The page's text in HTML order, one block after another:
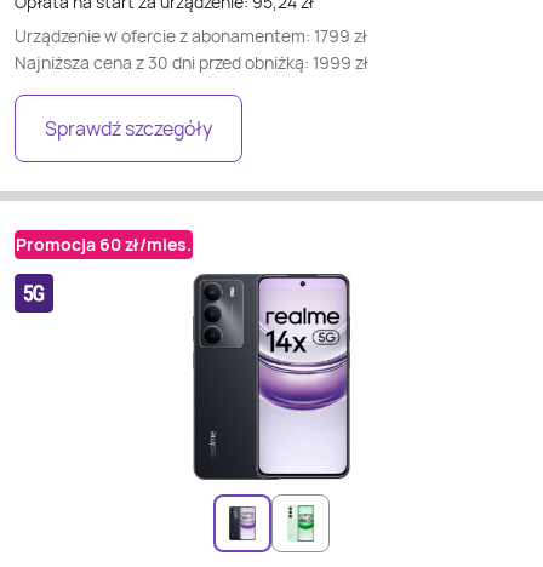
Urządzenie w ofercie z abonamentem: 1799 zł
Najniższa cena z 30 dni przed obniżką: 1999 zł
Sprawdź szczegóły
Promocja 60 zł/mies.